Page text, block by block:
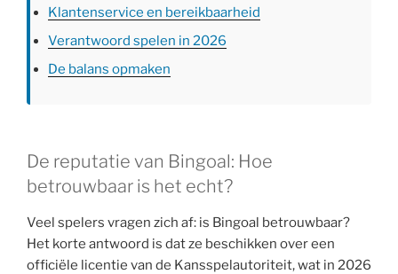
Klantenservice en bereikbaarheid
Verantwoord spelen in 2026
De balans opmaken
De reputatie van Bingoal: Hoe
betrouwbaar is het echt?
Veel spelers vragen zich af: is Bingoal betrouwbaar?
Het korte antwoord is dat ze beschikken over een
officiële licentie van de Kansspelautoriteit, wat in 2026